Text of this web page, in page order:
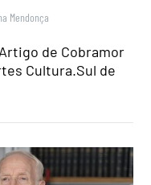
Mendonça
Artigo de Cobramor
Cultura.Sul de